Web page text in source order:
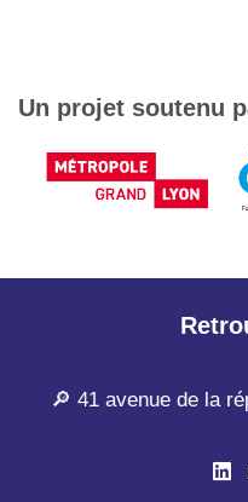
Un projet soutenu
🔎 41 avenue de la